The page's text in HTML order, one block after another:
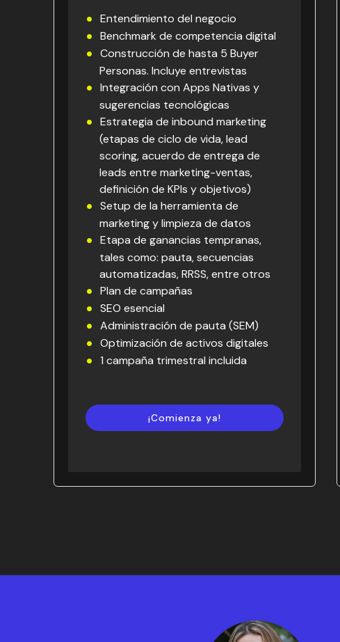
Entendimiento del negocio
Benchmark de competencia digital
Construcción de hasta 5 Buyer
Personas. Incluye entrevistas
Integración con Apps Nativas y
sugerencias tecnológicas
Estrategia de inbound marketing
(etapas de ciclo de vida, lead
scoring, acuerdo de entrega de
leads entre marketing-ventas,
definición de KPIs y objetivos)
Setup de la herramienta de
marketing y limpieza de datos
Etapa de ganancias tempranas,
tales como: pauta, secuencias
automatizadas, RRSS, entre otros
Plan de campañas
SEO esencial
Administración de pauta (SEM)
Optimización de activos digitales
1 campaña trimestral incluida
¡Comienza ya!